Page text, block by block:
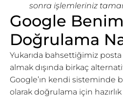
sonra işlemleriniz
Google
Doğrulama
Yukarıda bahsettiğimiz
almak dışında birkaç
Google’ın kendi sisteminde
olarak doğrulama için